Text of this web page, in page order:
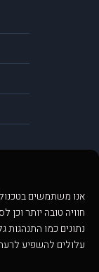
חוויה טובה יותר
נתונים כמו התנהגות
עלולים להשפיע